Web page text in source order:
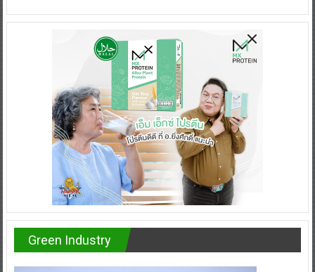
Green Industry